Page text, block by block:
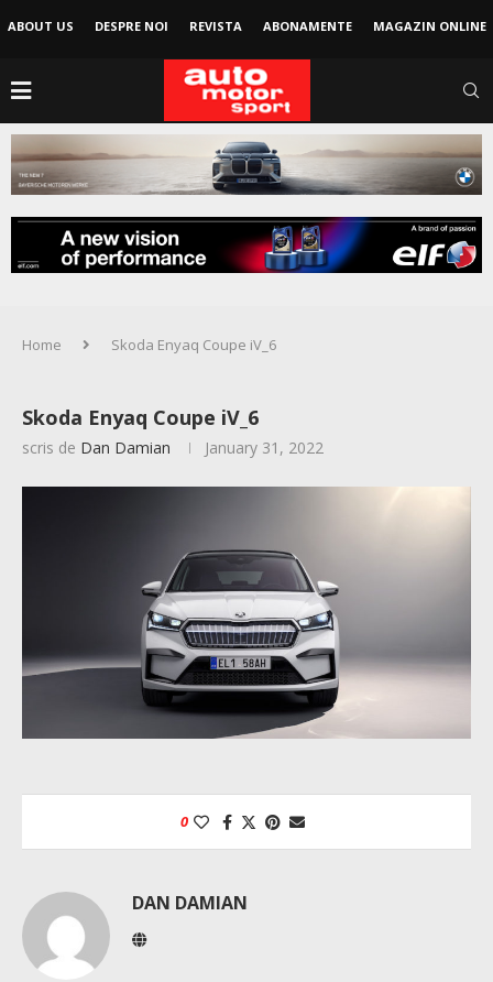
ABOUT US DESPRE NOI REVISTA ABONAMENTE MAGAZIN ONLINE
Home Skoda Enyaq Coupe iV_6
Skoda Enyaq Coupe iV_6
scris de Dan Damian January 31, 2022
0
DAN DAMIAN